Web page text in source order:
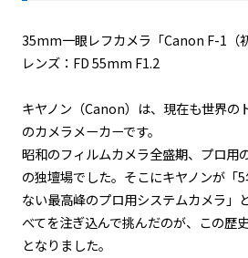
35mm一眼レフカメラ「Canon F-1（
レンズ：FD 55mm F1.2
キヤノン（Canon）は、現在も世界の
のカメラメーカーです。
昭和のフィルムカメラ全盛期、プロ用
の独壇場でした。そこにキヤノンが「
ない最高峰のプロ用システムカメラ」
べてを注ぎ込んで挑んだのが、この歴
となりました。